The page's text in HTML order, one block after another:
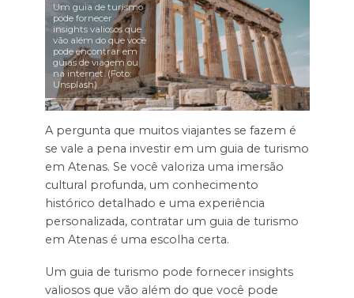
Um guia de turismo
pode fornecer
insights valiosos que
vão além do que você
pode encontrar em
guias de viagem ou
na internet. (Foto:
Unsplash)
A pergunta que muitos viajantes se fazem é
se vale a pena investir em um guia de turismo
em Atenas. Se você valoriza uma imersão
cultural profunda, um conhecimento
histórico detalhado e uma experiência
personalizada, contratar um guia de turismo
em Atenas é uma escolha certa.
Um guia de turismo pode fornecer insights
valiosos que vão além do que você pode